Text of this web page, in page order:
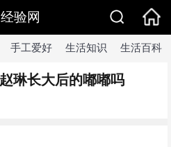
验网
手工爱好 生活知识 生活百科
琳长大后的嘟嘟吗